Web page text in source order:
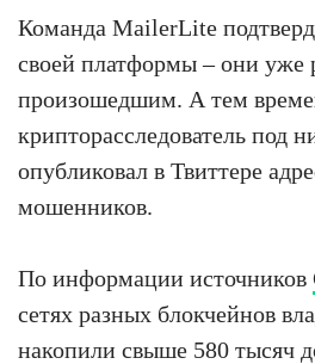
Команда MailerLite
своей платформы – они уже
произошедшим. А тем
крипторасследователь под
опубликовал в Твиттере
мошенников.
По информации источников
сетях разных блокчейнов
накопили свыше 580 тысяч